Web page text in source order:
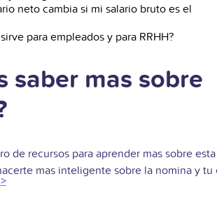
neto cambia si mi salario bruto es el
para empleados y para RRHH?
saber mas sobre
de recursos para aprender mas sobre
mas inteligente sobre la nomina y